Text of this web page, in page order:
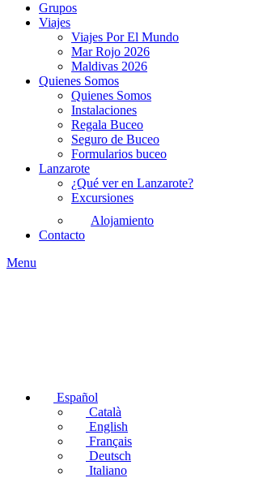
Grupos
Viajes
Viajes Por El Mundo
Mar Rojo 2026
Maldivas 2026
Quienes Somos
Quienes Somos
Instalaciones
Regala Buceo
Seguro de Buceo
Formularios buceo
Lanzarote
¿Qué ver en Lanzarote?
Excursiones
Alojamiento
Contacto
Menu
Español
Català
English
Français
Deutsch
Italiano